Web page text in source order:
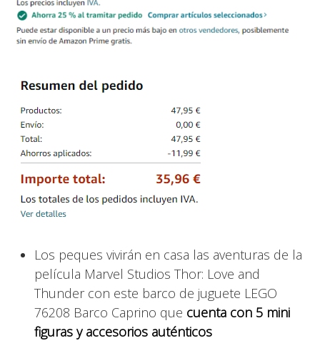
Los peques vivirán en casa las aventuras de la
película Marvel Studios Thor: Love and
Thunder con este barco de juguete LEGO
76208 Barco Caprino que cuenta con 5 mini
figuras y accesorios auténticos